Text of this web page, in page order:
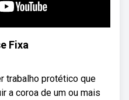
Fixa
trabalho protético que
a coroa de um ou mais